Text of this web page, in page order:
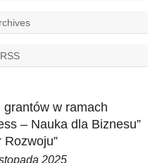
RSS
w ramach
– Nauka dla Biznesu”
Rozwoju”
2025